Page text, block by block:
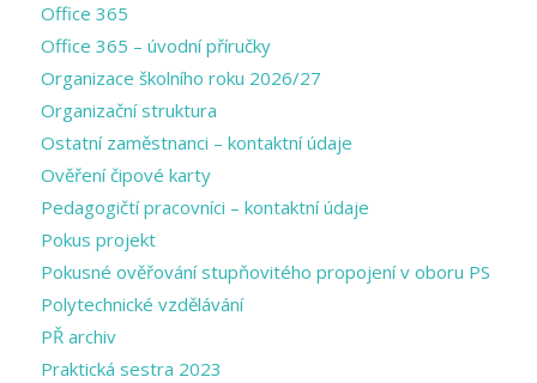
Office 365
Office 365 – úvodní příručky
Organizace školního roku 2026/27
Organizační struktura
Ostatní zaměstnanci – kontaktní údaje
Ověření čipové karty
Pedagogičtí pracovníci – kontaktní údaje
Pokus projekt
Pokusné ověřování stupňovitého propojení v oboru PS
Polytechnické vzdělávání
PŘ archiv
Praktická sestra 2023